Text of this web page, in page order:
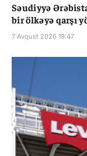
Səudiyyə
bir ölkəyə qarşı
7 Avqust 2026 19:47